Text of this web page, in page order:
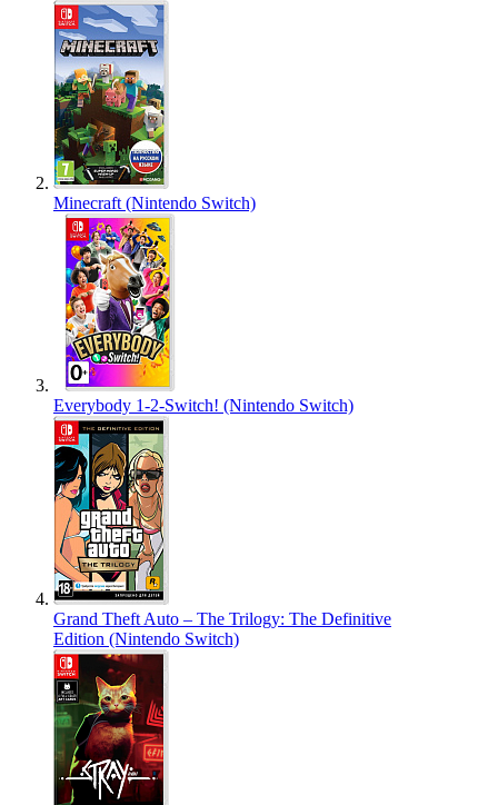
Minecraft (Nintendo Switch)
Everybody 1-2-Switch! (Nintendo Switch)
Grand Theft Auto – The Trilogy: The Definitive
Edition (Nintendo Switch)